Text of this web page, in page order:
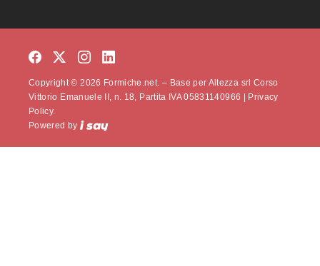
Copyright © 2026 Formiche.net. – Base per Altezza srl Corso
Vittorio Emanuele II, n. 18, Partita IVA 05831140966 |
Privacy
Policy.
Powered by